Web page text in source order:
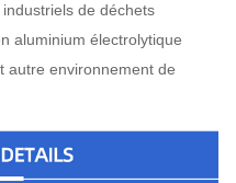
de déchets
aluminium électrolytique
autre environnement de